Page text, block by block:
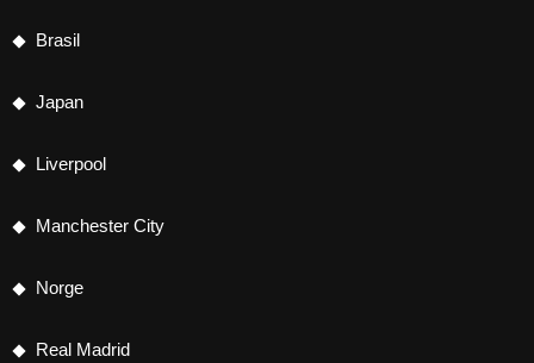
Brasil
Japan
Liverpool
Manchester City
Norge
Real Madrid